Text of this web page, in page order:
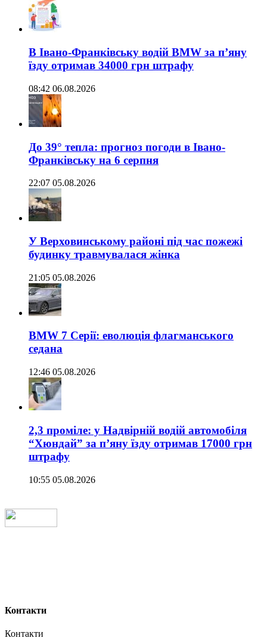
В Івано-Франківську водій BMW за п’яну
їзду отримав 34000 грн штрафу
08:42 06.08.2026
До 39° тепла: прогноз погоди в Івано-
Франківську на 6 серпня
22:07 05.08.2026
У Верховинському районі під час пожежі
будинку травмувалася жінка
21:05 05.08.2026
BMW 7 Серії: еволюція флагманського
седана
12:46 05.08.2026
2,3 проміле: у Надвірній водій автомобіля
“Хюндай” за п’яну їзду отримав 17000 грн
штрафу
10:55 05.08.2026
Контакти
Контакти